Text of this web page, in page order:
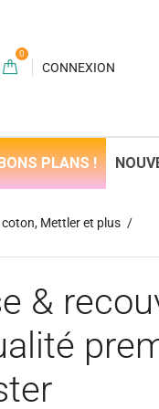
0
CONNEXION
PLANS !
Mettler et plus
&